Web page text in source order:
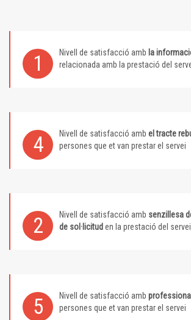
1 Nivell de satisfacció amb la
relacionada amb la prestació del
4 Nivell de satisfacció amb el tracte
persones que et van prestar el servei
2 Nivell de satisfacció amb senzillesa
de sol·licitud en la prestació del servei
5 Nivell de satisfacció amb
persones que et van prestar el servei